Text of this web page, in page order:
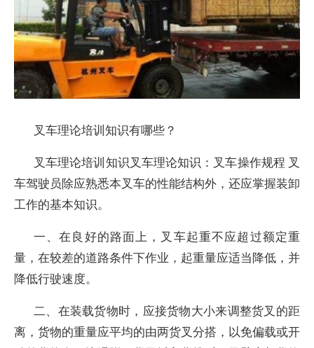
叉车理论培训知识有哪些？
叉车理论培训知识叉车理论知识：叉车操作规程 叉
车驾驶员除应熟悉本叉车的性能结构外，还应掌握装卸
工作的基本知识。
一、在良好的路面上，叉车起重不应超过额定重
量，在较差的道路条件下作业，起重量应适当降低，并
降低行驶速度。
二、在装载货物时，应接货物大小来调整货叉的距
离，货物的重量应平均的由两货叉分搭，以免偏载或开